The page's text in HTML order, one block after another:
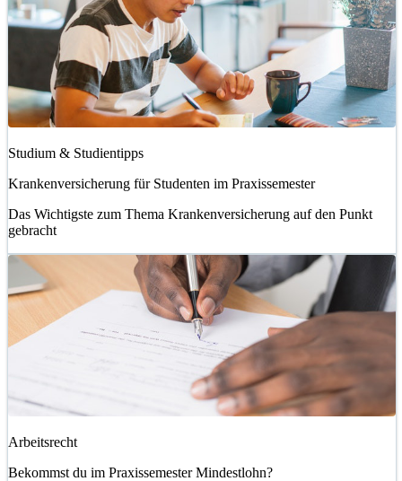
Studium & Studientipps
Krankenversicherung für Studenten im Praxissemester
Das Wichtigste zum Thema Krankenversicherung auf den Punkt
gebracht
Arbeitsrecht
Bekommst du im Praxissemester Mindestlohn?